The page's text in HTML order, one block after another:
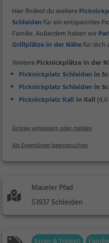
Hier findest du weitere
Schleidenfür ein entspanntes
Familie. Außerdem haben wir
Grillplätze in der Nähefür dich
WeiterePicknickplätze in der
Picknickplatz Schleiden in
Picknickplatz Schleiden in
Picknickplatz Kall in Kall
Eintrag verbessern oder melden
Als Eigentümer beanspruchen
Maueler Pfad
53937 Schleiden